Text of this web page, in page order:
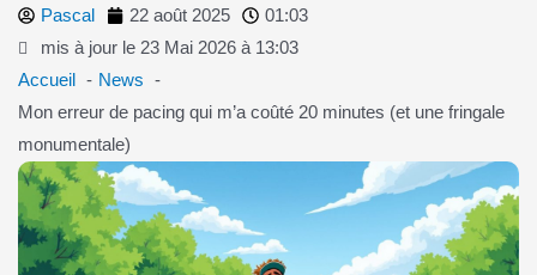
Pascal 22 août 2025
01:03
mis à jour le 23 Mai 2026 à 13:03
Accueil
News
Mon erreur de pacing qui m’a coûté 20 minutes (et une fringale
monumentale)